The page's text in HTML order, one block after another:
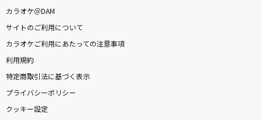
カラオケ＠DAM
サイトのご利用について
カラオケご利用にあたっての注意事項
利用規約
特定商取引法に基づく表示
プライバシーポリシー
クッキー設定